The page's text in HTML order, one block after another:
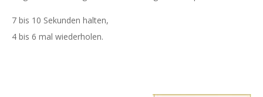
7 bis 10 Sekunden halten,
4 bis 6 mal wiederholen.